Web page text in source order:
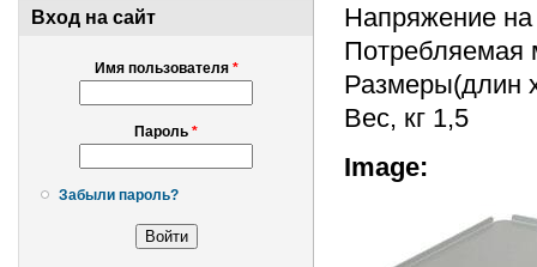
Вход на сайт
Имя пользователя *
Пароль *
Забыли пароль?
Напряжение
Потребляемая
Размеры(длин
Вес, кг 1,5
Image: